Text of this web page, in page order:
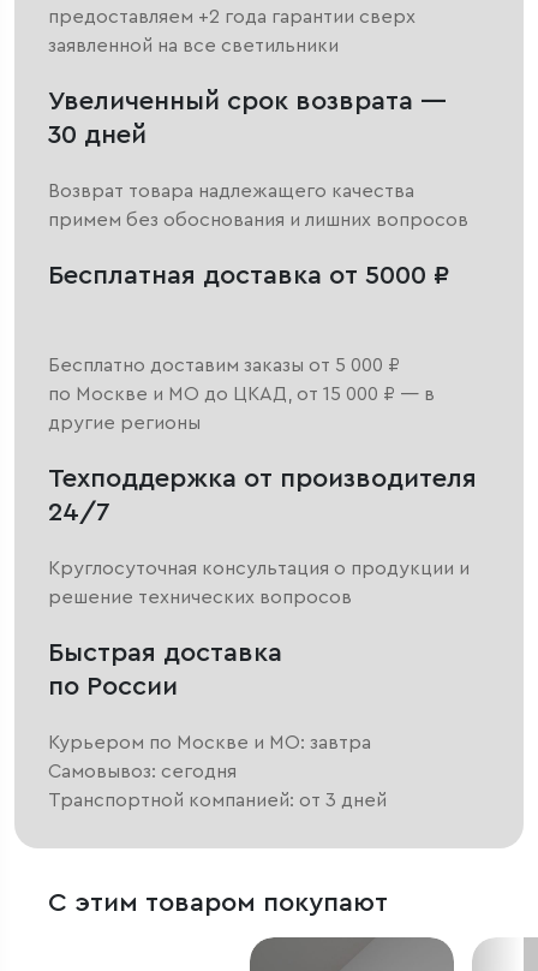
предоставляем +2 года гарантии сверх
заявленной на все светильники
Увеличенный срок возврата —
30 дней
Возврат товара надлежащего качества
примем без обоснования и лишних вопросов
Бесплатная доставка от 5000 ₽
Бесплатно доставим заказы от 5 000 ₽
по Москве и МО до ЦКАД, от 15 000 ₽ — в
другие регионы
Техподдержка от производителя
24/7
Круглосуточная консультация о продукции и
решение технических вопросов
Быстрая доставка
по России
Курьером по Москве и МО: завтра
Самовывоз: сегодня
Транспортной компанией: от 3 дней
С этим товаром покупают